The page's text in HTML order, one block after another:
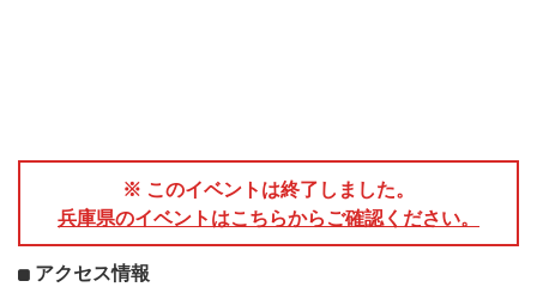
※ このイベントは終了しました。
兵庫県のイベントはこちらからご確認ください。
アクセス情報